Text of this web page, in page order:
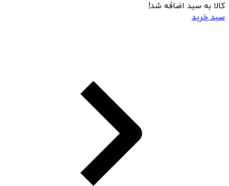
کالا به سبد اضافه شد!
سبد خرید